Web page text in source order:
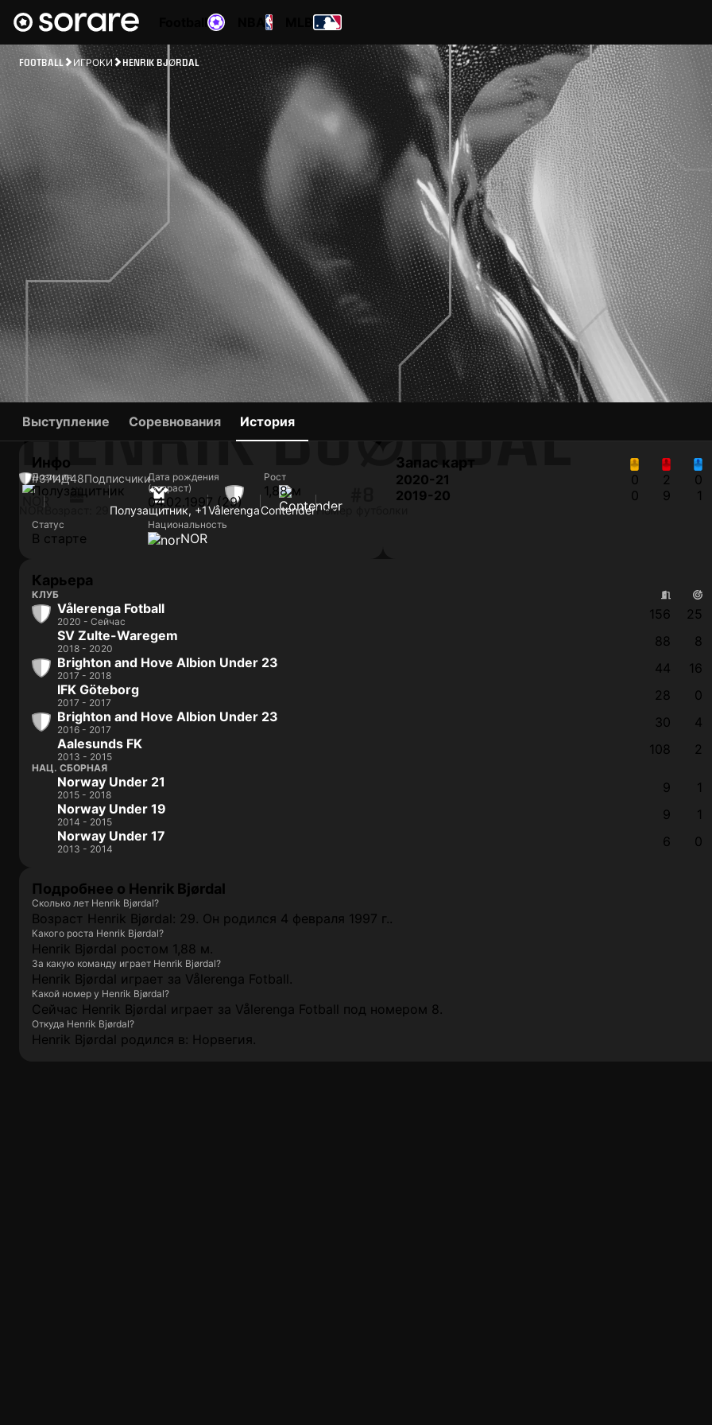
FOOTBALL ИГРОКИ HENRIK BJØRDAL
HENRIK BJØRDAL
#37ИД48Подписчики
Полузащитник, +1VålerengaContenderНомер футболки
Выступление Соревнования История
Инфо
Позиция
Полузащитник
Дата рождения
(возраст)
04.02.1997 (29)
Рост
1,88 м
Статус
В старте
Национальность
NOR
Запас карт
2020-21 0 2 0
2019-20
0 9 1
Карьера
КЛУБ
Vålerenga Fotball
2020 - Сейчас 156 25
SV Zulte-Waregem
2018 - 2020 88 8
Brighton and Hove Albion Under 23
2017 - 2018 44 16
IFK Göteborg
2017 - 2017 28 0
Brighton and Hove Albion Under 23
2016 - 2017 30 4
Aalesunds FK
2013 - 2015 108 2
НАЦ. СБОРНАЯ
Norway Under 21
2015 - 2018 9 1
Norway Under 19
2014 - 2015 9 1
Norway Under 17
2013 - 2014 6 0
Подробнее о Henrik Bjørdal
Сколько лет Henrik Bjørdal?
Возраст Henrik Bjørdal: 29. Он родился 4 февраля 1997 г..
Какого роста Henrik Bjørdal?
Henrik Bjørdal ростом 1,88 м.
За какую команду играет Henrik Bjørdal?
Henrik Bjørdal играет за Vålerenga Fotball.
Какой номер у Henrik Bjørdal?
Сейчас Henrik Bjørdal играет за Vålerenga Fotball под номером 8.
Откуда Henrik Bjørdal?
Henrik Bjørdal родился в: Норвегия.